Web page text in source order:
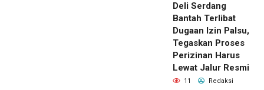
Deli Serdang
Bantah Terlibat
Dugaan Izin Palsu,
Tegaskan Proses
Perizinan Harus
Lewat Jalur Resmi
11 Redaksi